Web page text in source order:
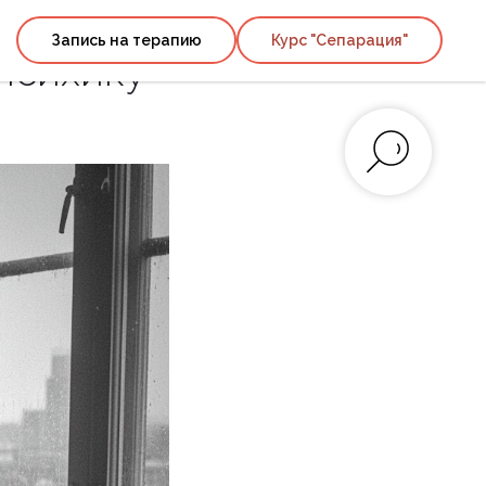
Запись на терапию Курс "Сепарация"
как